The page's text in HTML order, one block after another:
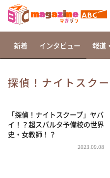
相席食堂
これ余談なんですけど・
～人生密着トークバラ
新着 インタビュー 報道
探偵！ナイトスク
「探偵！ナイトスクープ」ヤバ
イ！？超スパルタ予備校の世界
史・女教師！？
2023.09.08